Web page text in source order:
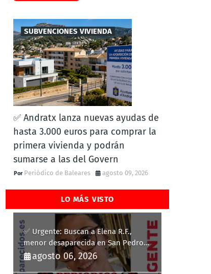
SUBVENCIONES VIVIENDA
✅ Andratx lanza nuevas ayudas de
hasta 3.000 euros para comprar la
primera vivienda y podrán
sumarse a las del Govern
Periódico de Baleares agosto 09, 2026
LO MÁS VISTO
✅ Urgente: Buscan a Elena R.F.,
menor desaparecida en San Pedro
del Pinatar
agosto 06, 2026